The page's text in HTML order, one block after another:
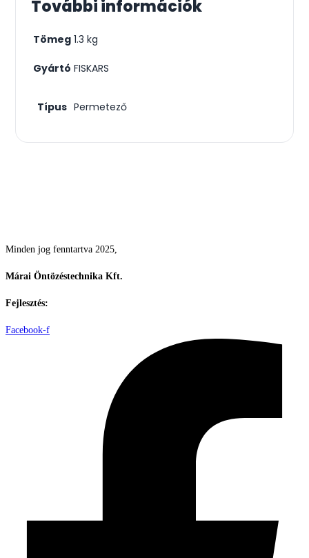
További információk
Tömeg 1.3 kg
Gyártó FISKARS
Típus Permetező
Minden jog fenntartva 2025,
Márai Öntözéstechnika Kft.
Fejlesztés:
Facebook-f